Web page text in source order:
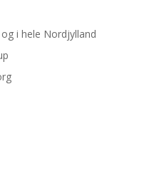
i hele Nordjylland